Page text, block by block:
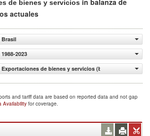
de bienes y servicios in balanza de
actuales
Brasil
1988-2023
Exportaciones de bienes y servicios (balanza de pagos,
and tariff data are based on reported data and not gap
Availability for coverage.